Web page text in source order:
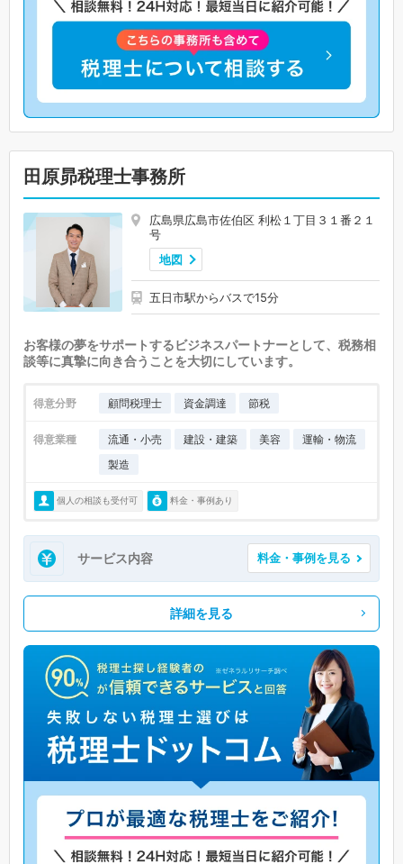
田原昴税理士事務所
広島県広島市佐伯区 利松１丁目３１番２１
号
地図
五日市駅からバスで15分
お客様の夢をサポートするビジネスパートナーとして、税務相
談等に真摯に向き合うことを大切にしています。
得意分野 顧問税理士 資金調達 節税
得意業種 流通・小売 建設・建築 美容
運輸・物流
製造
個人の相談も受付可 料金・事例あり
サービス内容 料金・事例を見る
詳細を見る